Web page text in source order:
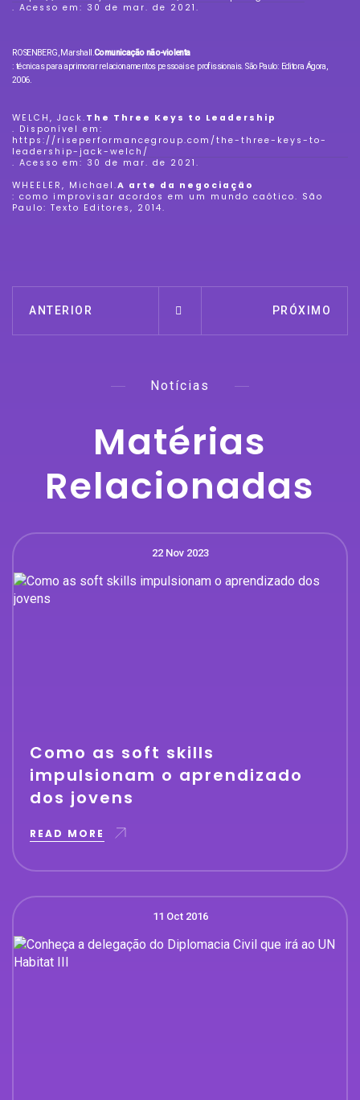
. Acesso em: 30 de mar. de 2021.
ROSENBERG, Marshall.Comunicação não-violenta
: técnicas para aprimorar relacionamentos pessoais e profissionais. São Paulo: Editora Ágora,
2006.
WELCH, Jack. The Three Keys to Leadership
. Disponível em:
https://riseperformancegroup.com/the-three-keys-to-
leadership-jack-welch/
. Acesso em: 30 de mar. de 2021.
WHEELER, Michael.A arte da negociação
: como improvisar acordos em um mundo caótico. São
Paulo: Texto Editores, 2014.
ANTERIOR PRÓXIMO
Notícias
Matérias
Relacionadas
22 Nov 2023
Como as soft skills
impulsionam o aprendizado
dos jovens
READ MORE
11 Oct 2016